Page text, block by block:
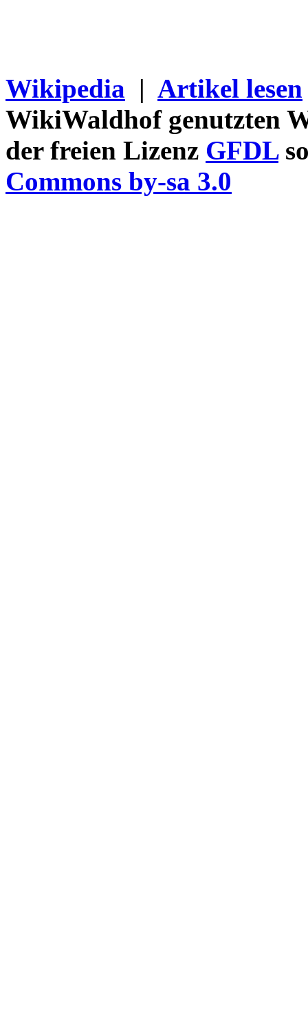
Wikipedia | Artikel lesen
WikiWaldhof genutzten
der freien Lizenz GFDL
Commons by-sa 3.0